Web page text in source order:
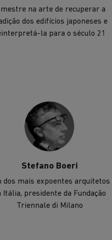
mestre na arte de recuperar a
dos edifícios japoneses e
la para o século 21
Stefano Boeri
dos mais expoentes arquitetos
Itália, presidente da Fundação
Triennale di Milano